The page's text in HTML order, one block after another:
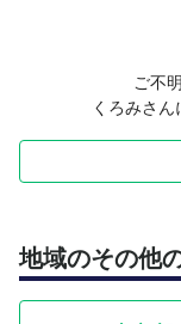
ご不
くろみさん
地域のその他